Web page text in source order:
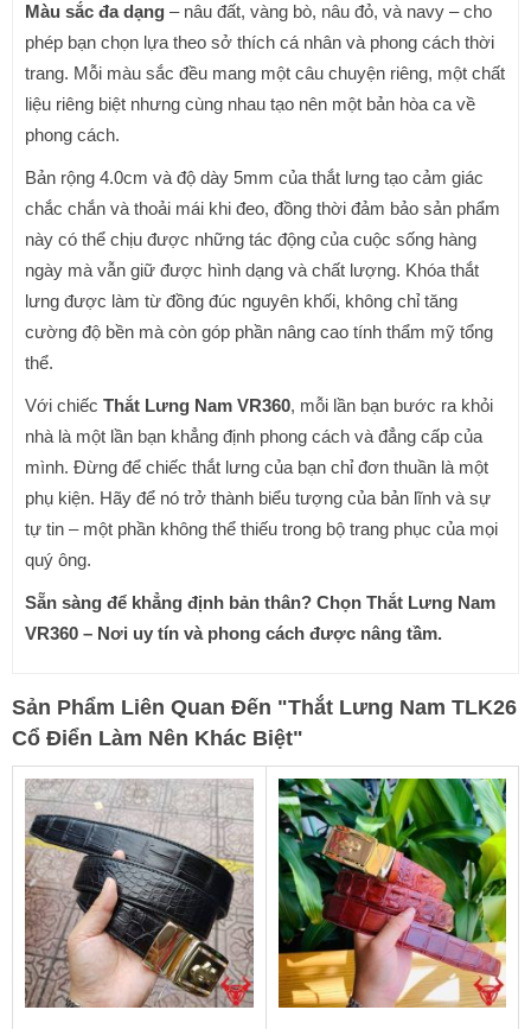
Màu sắc đa dạng – nâu đất, vàng bò, nâu đỏ, và navy – cho
phép bạn chọn lựa theo sở thích cá nhân và phong cách thời
trang. Mỗi màu sắc đều mang một câu chuyện riêng, một chất
liệu riêng biệt nhưng cùng nhau tạo nên một bản hòa ca về
phong cách.
Bản rộng 4.0cm và độ dày 5mm của thắt lưng tạo cảm giác
chắc chắn và thoải mái khi đeo, đồng thời đảm bảo sản phẩm
này có thể chịu được những tác động của cuộc sống hàng
ngày mà vẫn giữ được hình dạng và chất lượng. Khóa thắt
lưng được làm từ đồng đúc nguyên khối, không chỉ tăng
cường độ bền mà còn góp phần nâng cao tính thẩm mỹ tổng
thể.
Với chiếc Thắt Lưng Nam VR360, mỗi lần bạn bước ra khỏi
nhà là một lần bạn khẳng định phong cách và đẳng cấp của
mình. Đừng để chiếc thắt lưng của bạn chỉ đơn thuần là một
phụ kiện. Hãy để nó trở thành biểu tượng của bản lĩnh và sự
tự tin – một phần không thể thiếu trong bộ trang phục của mọi
quý ông.
Sẵn sàng để khẳng định bản thân? Chọn Thắt Lưng Nam
VR360 – Nơi uy tín và phong cách được nâng tầm.
Sản Phẩm Liên Quan Đến "Thắt Lưng Nam TLK26
Cổ Điển Làm Nên Khác Biệt"